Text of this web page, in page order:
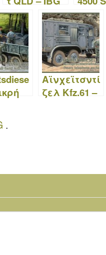
72001
35012
Αϊνχεϊτσντί
ζελ Kfz.61 –
.